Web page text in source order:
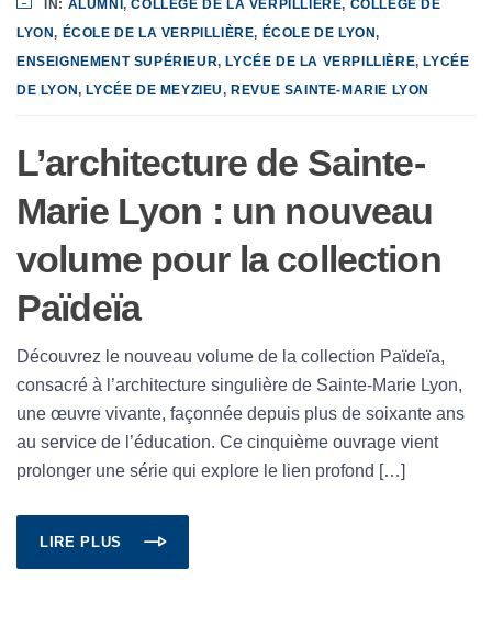
IN: ALUMNI,COLLÈGE DE LA VERPILLIÈRE, COLLÈGE DE
LYON, ÉCOLE DE LA VERPILLIÈRE, ÉCOLE DE LYON,
ENSEIGNEMENT SUPÉRIEUR, LYCÉE DE LA VERPILLIÈRE, LYCÉE
DE LYON, LYCÉE DE MEYZIEU, REVUE SAINTE-MARIE LYON
L’architecture de Sainte-
Marie Lyon : un nouveau
volume pour la collection
Païdeïa
Découvrez le nouveau volume de la collection Païdeïa,
consacré à l’architecture singulière de Sainte-Marie Lyon,
une œuvre vivante, façonnée depuis plus de soixante ans
au service de l’éducation. Ce cinquième ouvrage vient
prolonger une série qui explore le lien profond […]
LIRE PLUS